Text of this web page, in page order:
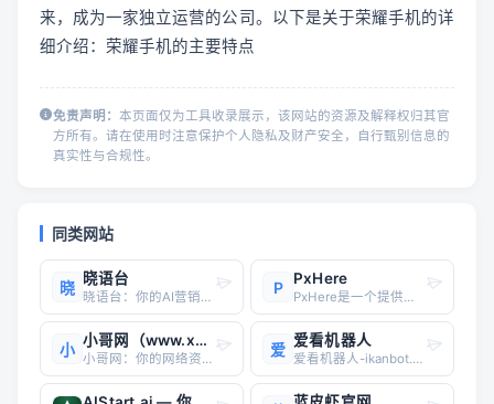
来，成为一家独立运营的公司。以下是关于荣耀手机的详
细介绍：荣耀手机的主要特点
免责声明： 本页面仅为工具收录展示，该网站的资源及解释权归其官
方所有。请在使用时注意保护个人隐私及财产安全，自行甄别信息的
真实性与合规性。
同类网站
晓 晓语台
晓语台：你的AI营销文案创作助手还在为写不出吸引人的营销文案而烦恼吗？晓语台，一款基于大语言模型、混合大模型和AIGC技术的智能创作平台，将为你开启高效创作的新篇章！晓语台拥有以下优势： 海量创作主题： 覆盖行业、平台、职业等不同场景，500余款创作主题任你选择，总有一款适合你
P PxHere
PxHere是一个提供高质量免费图片下载服务的素材网站，其特点如下： 图片资源丰富：拥有超过100万张相片内容，涵盖自然风光、城市建筑、人物肖像、食品饮料、科技设备、动物植物、艺术设计等广泛主题。 免费且无需署名：全部图片均采用Creative Commons CC0许可协议
小 小哥网（www.xge6.com）
小哥网：你的网络资源共享宝库小哥网（www.xge6.com），一个由唐人技术打造的专注于网络资源共享的平台，致力于为广大用户提供高质量、多样化的网络资源。无论你是编程爱好者、技术达人，还是软件发烧友，都能在这里找到你所需的宝藏。网站特色： 海量资源，应有尽有： 小哥网汇聚了丰
爱 爱看机器人
爱看机器人-ikanbot.com,是一个利用网络爬虫技术检索全网免费在线观看影视资源的搜素引擎。